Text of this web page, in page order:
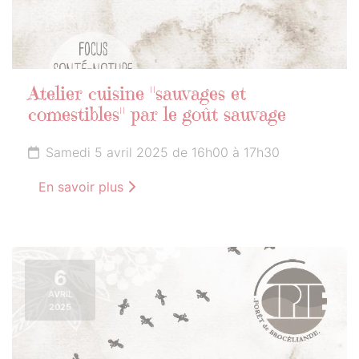
Atelier cuisine "sauvages et
comestibles" par le goût sauvage
Samedi 5 avril 2025 de 16h00 à 17h30
En savoir plus
6
AVRIL
2025